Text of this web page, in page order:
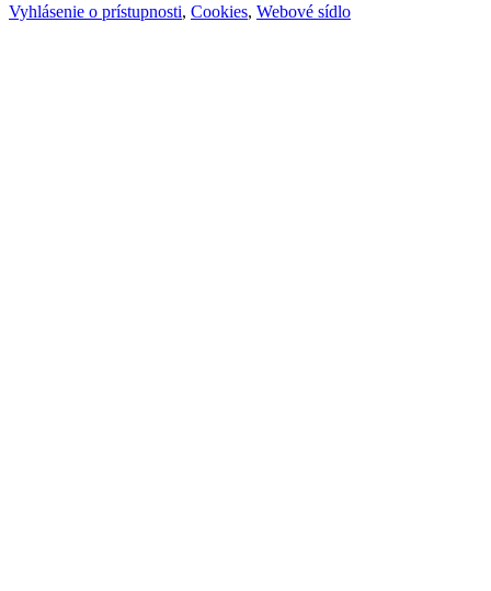
Vyhlásenie o prístupnosti, Cookies, Webové sídlo